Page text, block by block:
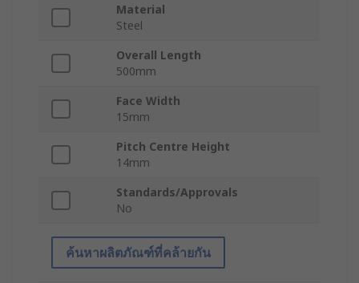
Material
Steel
Overall Length
500mm
Face Width
15mm
Pitch Centre Height
14mm
Standards/Approvals
No
ค้นหาผลิตภัณฑ์ที่คล้ายกัน